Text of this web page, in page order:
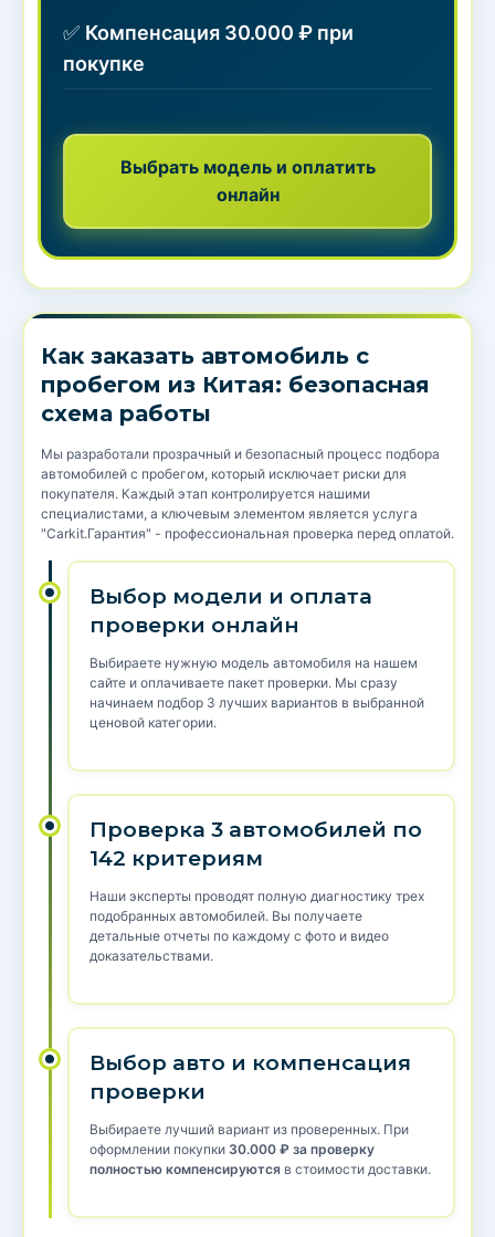
✅ Компенсация 30.000 ₽ при
покупке
Выбрать модель и оплатить
онлайн
Как заказать автомобиль с
пробегом из Китая: безопасная
схема работы
Мы разработали прозрачный и безопасный процесс подбора
автомобилей с пробегом, который исключает риски для
покупателя. Каждый этап контролируется нашими
специалистами, а ключевым элементом является услуга
"Carkit.Гарантия" - профессиональная проверка перед оплатой.
Выбор модели и оплата
проверки онлайн
Выбираете нужную модель автомобиля на нашем
сайте и оплачиваете пакет проверки. Мы сразу
начинаем подбор 3 лучших вариантов в выбранной
ценовой категории.
Проверка 3 автомобилей по
142 критериям
Наши эксперты проводят полную диагностику трех
подобранных автомобилей. Вы получаете
детальные отчеты по каждому с фото и видео
доказательствами.
Выбор авто и компенсация
проверки
Выбираете лучший вариант из проверенных. При
оформлении покупки 30.000 ₽ за проверку
полностью компенсируются в стоимости доставки.